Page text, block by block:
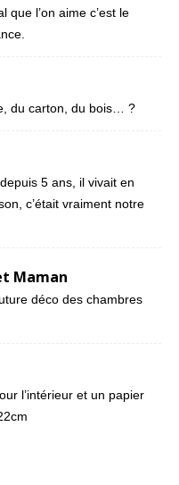
que l’on aime c’est le
du carton, du bois… ?
5 ans, il vivait en
c’était vraiment notre
Maman
déco des chambres
l’intérieur et un papier